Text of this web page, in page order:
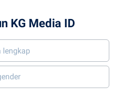
KG Media ID